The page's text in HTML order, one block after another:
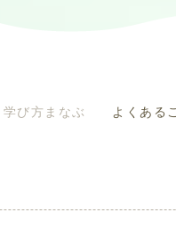
学び方まなぶ よくある